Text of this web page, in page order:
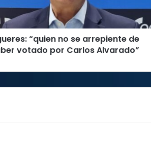
“quien no se arrepiente de
votado por Carlos Alvarado”